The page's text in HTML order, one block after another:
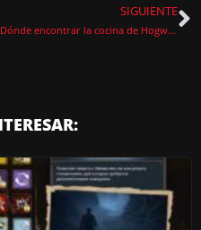
SIGUIENTE
Dónde encontrar la cocina de Hogwarts Legacy